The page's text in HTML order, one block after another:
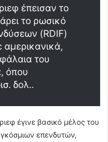
έπεισαν το
το ρωσικό
(RDIF)
του
όπου
δολ..
έγινε βασικό μέλος του
επενδυτών,